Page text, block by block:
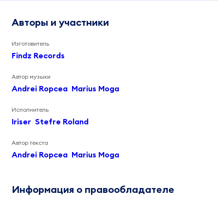
Авторы и участники
Изготовитель
Findz Records
Автор музыки
Andrei Ropcea Marius Moga
Исполнитель
Iriser Stefre Roland
Автор текста
Andrei Ropcea Marius Moga
Информация о правообладателе